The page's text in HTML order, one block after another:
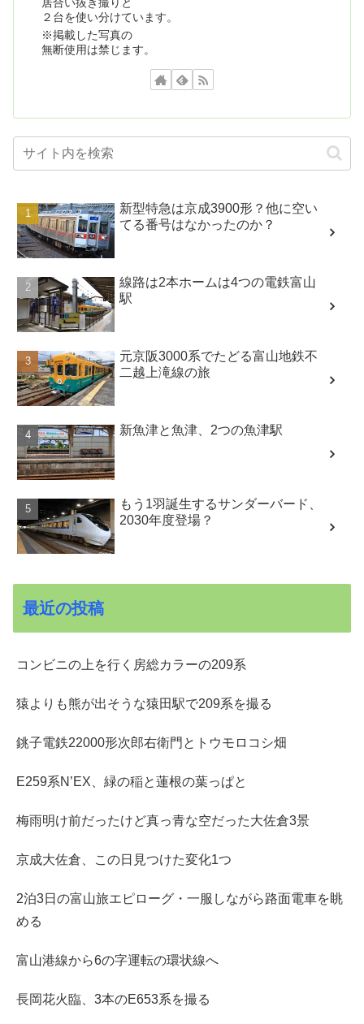
２台を使い分けています。
※掲載した写真の
無断使用は禁じます。
新型特急は京成3900形？他に空い
てる番号はなかったのか？
線路は2本ホームは4つの電鉄富山
駅
元京阪3000系でたどる富山地鉄不
二越上滝線の旅
新魚津と魚津、2つの魚津駅
もう1羽誕生するサンダーバード、
2030年度登場？
最近の投稿
コンビニの上を行く房総カラーの209系
猿よりも熊が出そうな猿田駅で209系を撮る
銚子電鉄22000形次郎右衛門とトウモロコシ畑
E259系N’EX、緑の稲と蓮根の葉っぱと
梅雨明け前だったけど真っ青な空だった大佐倉3景
京成大佐倉、この日見つけた変化1つ
2泊3日の富山旅エピローグ・一服しながら路面電車を眺
める
富山港線から6の字運転の環状線へ
長岡花火臨、3本のE653系を撮る